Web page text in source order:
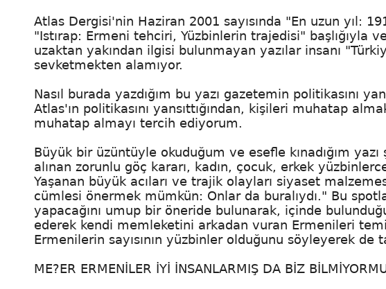
Atlas Dergisi'nin Haziran 2001 sayısında "En uzun yıl:
"Istırap: Ermeni tehciri, Yüzbinlerin trajedisi" başlığıyla
uzaktan yakından ilgisi bulunmayan yazılar insanı
sevketmekten alamıyor.
Nasıl burada yazdığım bu yazı gazetemin politikasını
Atlas'ın politikasını yansıttığından, kişileri muhatap
muhatap almayı tercih ediyorum.
Büyük bir üzüntüyle okuduğum ve esefle kınadığım
alınan zorunlu göç kararı, kadın, çocuk, erkek
Yaşanan büyük acıları ve trajik olayları siyaset
cümlesi önermek mümkün: Onlar da buralıydı." Bu
yapacağını umup bir öneride bulunarak, içinde
ederek kendi memleketini arkadan vuran Ermenileri
Ermenilerin sayısının yüzbinler olduğunu söyleyerek
ME?ER ERMENİLER İYİ İNSANLARMIŞ DA BİZ